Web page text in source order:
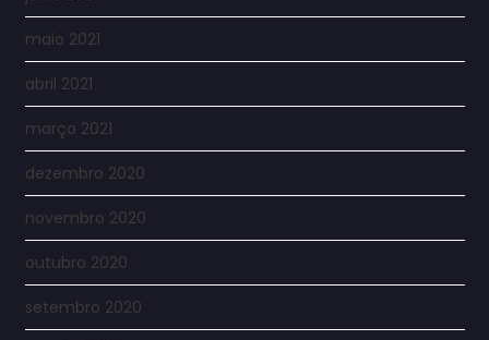
maio 2021
abril 2021
março 2021
dezembro 2020
novembro 2020
outubro 2020
setembro 2020